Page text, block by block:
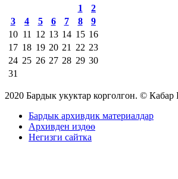
1
2
3
4 5 6 7 8
9
10 11 12 13 14 15 16
17 18 19 20 21 22 23
24 25 26 27 28 29 30
31
2020 Бардык укуктар корголгон. ©
Бардык архивдик материалдар
Архивден издөө
Негизги сайтка